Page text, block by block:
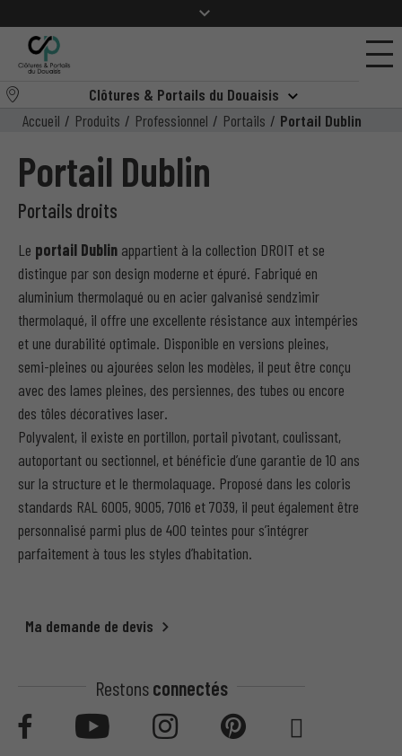
Clôtures & Portails du Douaisis
Accueil / Produits / Professionnel / Portails / Portail Dublin
Portail Dublin
Portails droits
Le portail Dublin appartient à la collection DROIT et se
distingue par son design moderne et épuré. Fabriqué en
aluminium thermolaqué ou en acier galvanisé sendzimir
thermolaqué, il offre une excellente résistance aux intempéries
et une durabilité optimale. Disponible en versions pleines,
semi-pleines ou ajourées selon les modèles, il peut être conçu
avec des lames pleines, des persiennes, des tubes ou encore
des tôles décoratives laser.
Polyvalent, il existe en portillon, portail pivotant, coulissant,
autoportant ou sectionnel, et bénéficie d’une garantie de 10 ans
sur la structure et le thermolaquage. Proposé dans les coloris
standards RAL 6005, 9005, 7016 et 7039, il peut également être
personnalisé parmi plus de 400 teintes pour s’intégrer
parfaitement à tous les styles d’habitation.
Ma demande de devis
Restonsconnectés